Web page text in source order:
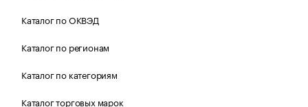
Каталог по ОКВЭД
Каталог по регионам
Каталог по категориям
Каталог торговых марок